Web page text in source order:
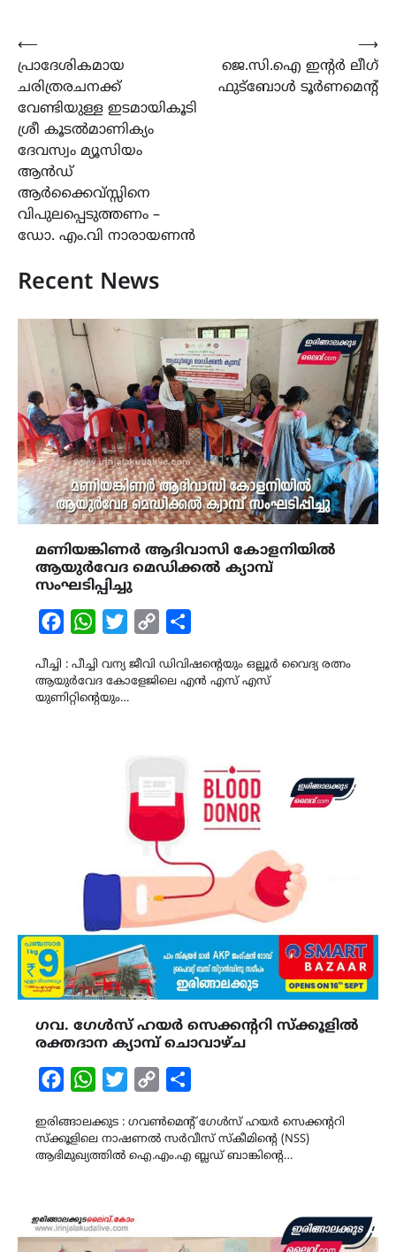
Post
navigation
⟵
പ്രാദേശികമായ
ചരിത്രരചനക്ക്
വേണ്ടിയുള്ള ഇടമായികൂടി
ശ്രീ കൂടൽമാണിക്യം
ദേവസ്വം മ്യൂസിയം
ആൻഡ്
ആർക്കൈവ്സ്സിനെ
വിപുലപ്പെടുത്തണം –
ഡോ. എം.വി നാരായണൻ
ജെ.സി.ഐ ഇന്റർ ലീഗ്
ഫുട്ബോൾ ടൂർണമെന്റ്
⟶
Recent News
മണിയങ്കിണർ ആദിവാസി കോളനിയിൽ
ആയുർവേദ മെഡിക്കൽ ക്യാമ്പ്
സംഘടിപ്പിച്ചു
FacebookWhatsAppTwitterCopy
പീച്ചി : പീച്ചി വന്യ ജീവി ഡിവിഷന്റെയും ഒല്ലൂർ വൈദ്യ രത്നം
ആയുർവേദ കോളേജിലെ എൻ എസ്‌ എസ്‌
യുണിറ്റിന്റെയും…
ഗവ. ഗേൾസ് ഹയർ സെക്കന്ററി സ്ക്കൂളിൽ
രക്തദാന ക്യാമ്പ് ചൊവാഴ്ച
FacebookWhatsAppTwitterCopy
ഇരിങ്ങാലക്കുട : ഗവൺമെന്റ് ഗേൾസ് ഹയർ സെക്കന്ററി
സ്ക്കൂളിലെ നാഷണൽ സർവീസ് സ്കീമിന്‍റെ (NSS)
ആഭിമുഖ്യത്തിൽ ഐ.എം.എ ബ്ലഡ് ബാങ്കിന്‍റെ…